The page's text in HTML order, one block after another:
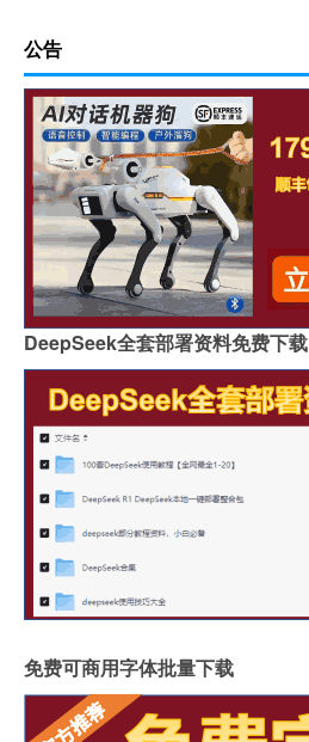
公告
DeepSeek全套部署资料免费下载
免费可商用字体批量下载